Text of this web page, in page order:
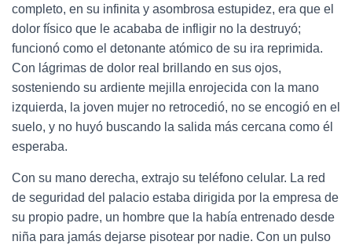
completo, en su infinita y asombrosa estupidez, era que el
dolor físico que le acababa de infligir no la destruyó;
funcionó como el detonante atómico de su ira reprimida.
Con lágrimas de dolor real brillando en sus ojos,
sosteniendo su ardiente mejilla enrojecida con la mano
izquierda, la joven mujer no retrocedió, no se encogió en el
suelo, y no huyó buscando la salida más cercana como él
esperaba.
Con su mano derecha, extrajo su teléfono celular. La red
de seguridad del palacio estaba dirigida por la empresa de
su propio padre, un hombre que la había entrenado desde
niña para jamás dejarse pisotear por nadie. Con un pulso